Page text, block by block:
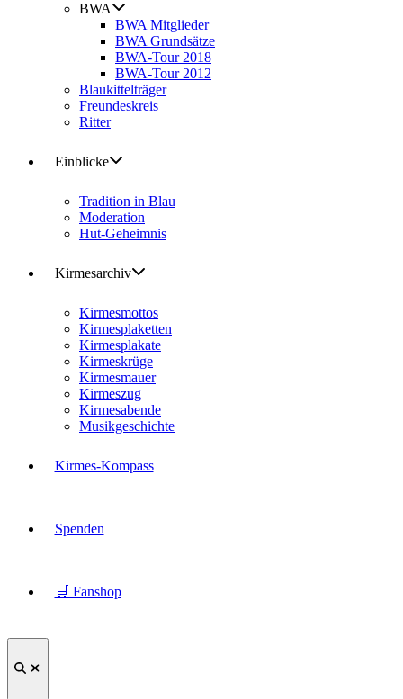
BWA
BWA Mitglieder
BWA Grundsätze
BWA-Tour 2018
BWA-Tour 2012
Blaukittelträger
Freundeskreis
Ritter
Einblicke
Tradition in Blau
Moderation
Hut-Geheimnis
Kirmesarchiv
Kirmesmottos
Kirmesplaketten
Kirmesplakate
Kirmeskrüge
Kirmesmauer
Kirmeszug
Kirmesabende
Musikgeschichte
Kirmes-Kompass
Spenden
🛒 Fanshop
Suche